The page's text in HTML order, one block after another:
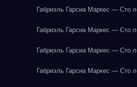
Габриэль Гарсиа Маркес — Сто
Габриэль Гарсиа Маркес — Сто
Габриэль Гарсиа Маркес — Сто
Габриэль Гарсиа Маркес — Сто